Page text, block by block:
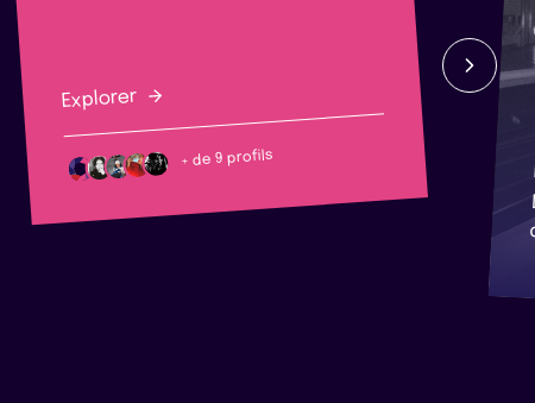
Explorer
+ de 9 profils